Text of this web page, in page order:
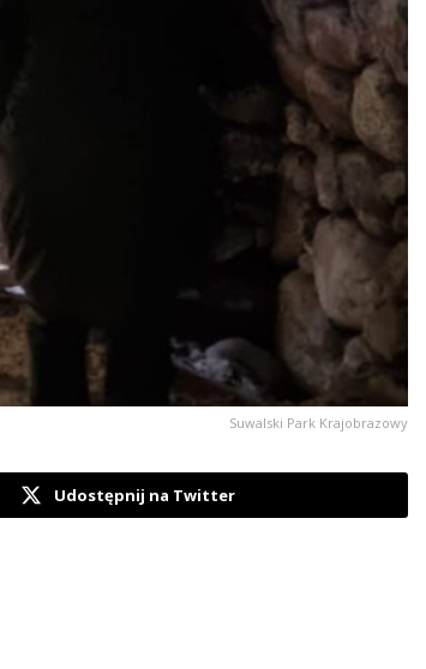
Suwalski Park Krajobrazowy
Udostępnij na Twitter